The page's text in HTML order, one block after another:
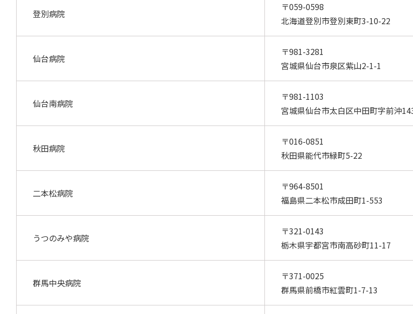
登別病院
〒059-0598
北海道登別市登別東町3-10-22
仙台病院
〒981-3281
宮城県仙台市泉区紫山2-1-1
仙台南病院
〒981-1103
宮城県仙台市太白区中田町字前沖
秋田病院
〒016-0851
秋田県能代市緑町5-22
二本松病院
〒964-8501
福島県二本松市成田町1-553
うつのみや病院
〒321-0143
栃木県宇都宮市南高砂町11-17
群馬中央病院
〒371-0025
群馬県前橋市紅雲町1-7-13